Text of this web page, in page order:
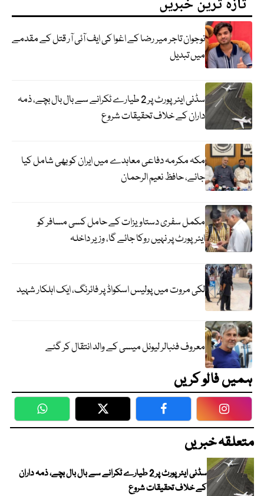
نوجوان تاجر میر رضا کے اغوا کی ایف آئی آر قتل کے مقدمے
میں تبدیل
سڈنی ایئرپورٹ پر 2 طیارے ٹکرانے سے بال بال بچے، ذمہ
داران کے خلاف تحقیقات شروع
مکہ مکرمہ دفاعی معاہدے میں ایران کو بھی شامل کیا
جائے، حافظ نعیم الرحمان
مکمل سفری دستاویزات کے حامل کسی مسافر کو
ایئرپورٹ پر نہیں روکا جائے گا، وزیر داخلہ
لکی مروت میں پولیس اسکواڈ پر فائرنگ، ایک اہلکار شہید
معروف فٹبالر لیونل میسی کے والد انتقال کر گئے
ہمیں فالو کریں
WhatsApp Twitter Facebook
متعلقہ خبریں
سڈنی ایئرپورٹ پر 2 طیارے ٹکرانے سے بال بال بچے، ذمہ داران
کے خلاف تحقیقات شروع